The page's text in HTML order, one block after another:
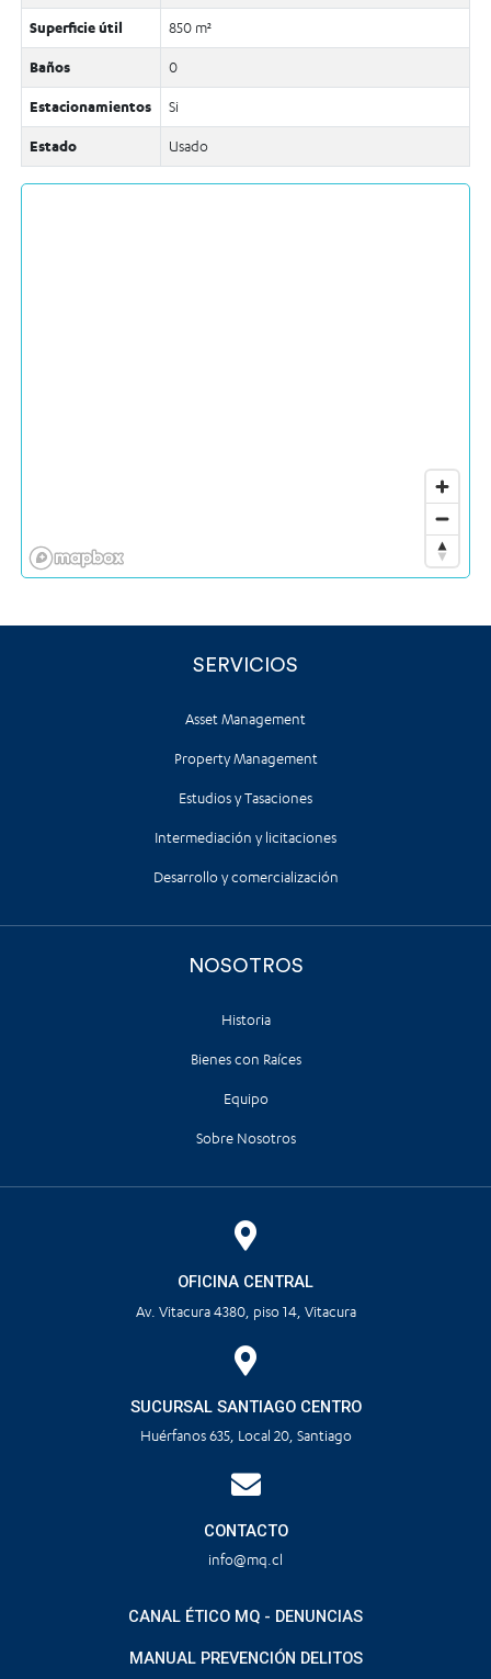
Superficie útil 850 m²
Baños 0
Estacionamientos Si
Estado Usado
SERVICIOS
Asset Management
Property Management
Estudios y Tasaciones
Intermediación y licitaciones
Desarrollo y comercialización
NOSOTROS
Historia
Bienes con Raíces
Equipo
Sobre Nosotros
OFICINA CENTRAL
Av. Vitacura 4380, piso 14, Vitacura
SUCURSAL SANTIAGO CENTRO
Huérfanos 635, Local 20, Santiago
CONTACTO
info@mq.cl
CANAL ÉTICO MQ - DENUNCIAS
MANUAL PREVENCIÓN DELITOS